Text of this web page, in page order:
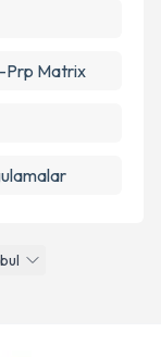
Prp Matrix